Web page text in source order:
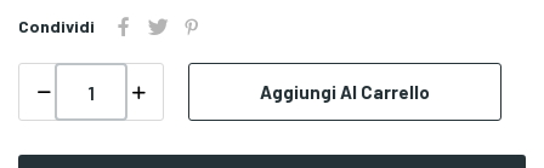
Condividi
Aggiungi Al Carrello